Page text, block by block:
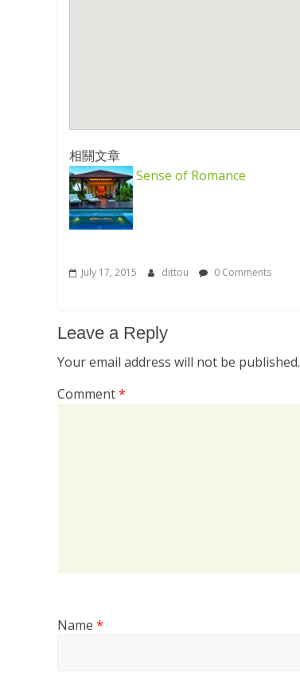
相關文章
Sense of Romance
July 17, 2015 dittou 0 Comments
Leave a Reply
Your email address will not be published.
Comment*
Name *